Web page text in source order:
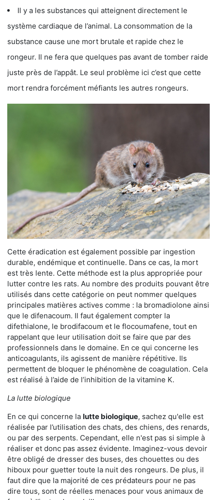
Il y a les substances qui atteignent directement le
système cardiaque de l’animal. La consommation de la
substance cause une mort brutale et rapide chez le
rongeur. Il ne fera que quelques pas avant de tomber raide
juste près de l’appât. Le seul problème ici c’est que cette
mort rendra forcément méfiants les autres rongeurs.
Cette éradication est également possible par ingestion
durable, endémique et continuelle. Dans ce cas, la mort
est très lente. Cette méthode est la plus appropriée pour
lutter contre les rats. Au nombre des produits pouvant être
utilisés dans cette catégorie on peut nommer quelques
principales matières actives comme : la bromadiolone ainsi
que le difenacoum. Il faut également compter la
difethialone, le brodifacoum et le flocoumafene, tout en
rappelant que leur utilisation doit se faire que par des
professionnels dans le domaine. En ce qui concerne les
anticoagulants, ils agissent de manière répétitive. Ils
permettent de bloquer le phénomène de coagulation. Cela
est réalisé à l’aide de l’inhibition de la vitamine K.
La lutte biologique
En ce qui concerne la lutte biologique, sachez qu'elle est
réalisée par l’utilisation des chats, des chiens, des renards,
ou par des serpents. Cependant, elle n'est pas si simple à
réaliser et donc pas assez évidente. Imaginez-vous devoir
être obligé de dresser des buses, des chouettes ou des
hiboux pour guetter toute la nuit des rongeurs. De plus, il
faut dire que la majorité de ces prédateurs pour ne pas
dire tous, sont de réelles menaces pour vous animaux de